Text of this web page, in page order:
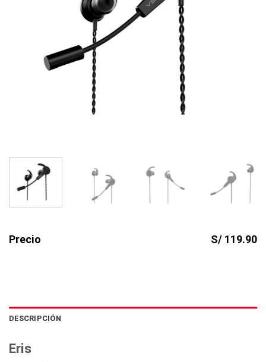
Precio S/ 119.90
DESCRIPCIÓN
Eris